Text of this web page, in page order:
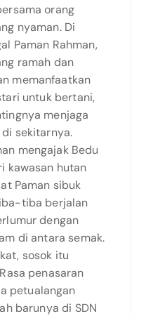
orang
nyaman. Di
Paman Rahman,
ramah dan
memanfaatkan
untuk bertani,
menjaga
sekitarnya.
mengajak Bedu
kawasan hutan
Paman sibuk
tiba berjalan
dengan
di antara semak.
sosok itu
penasaran
petualangan
barunya di SDN